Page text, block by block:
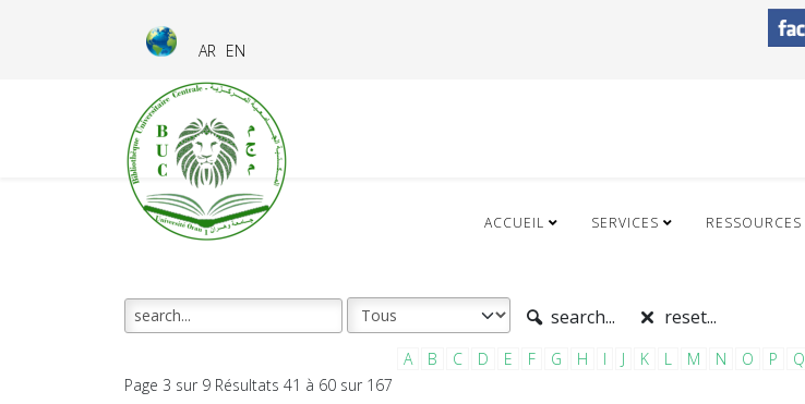
AR EN
ACCUEIL SERVICES RESSOURCES
search... reset...
A B C D E F G H I J K L M N O P Q
Page 3 sur 9 Résultats 41 à 60 sur 167